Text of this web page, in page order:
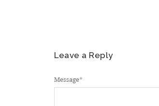
Leave a Reply
Message*